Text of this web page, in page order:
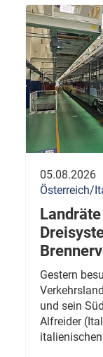
05.08.2026
Österreich/
Gestern
und sein
Alfreider